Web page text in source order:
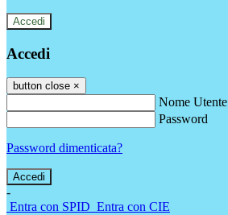
Accedi
Accedi
button close ×
Nome Utente
Password
Password dimenticata?
-
Entra con SPID Entra con CIE